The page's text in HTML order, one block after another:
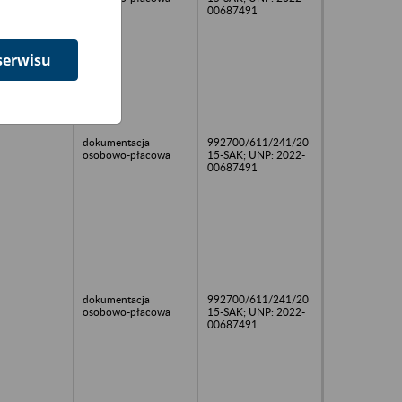
00687491
dokumentacja
osobowo-płacowa
992700/611/241/20
15-SAK; UNP: 2022-
00687491
dokumentacja
osobowo-płacowa
992700/611/241/20
15-SAK; UNP: 2022-
00687491